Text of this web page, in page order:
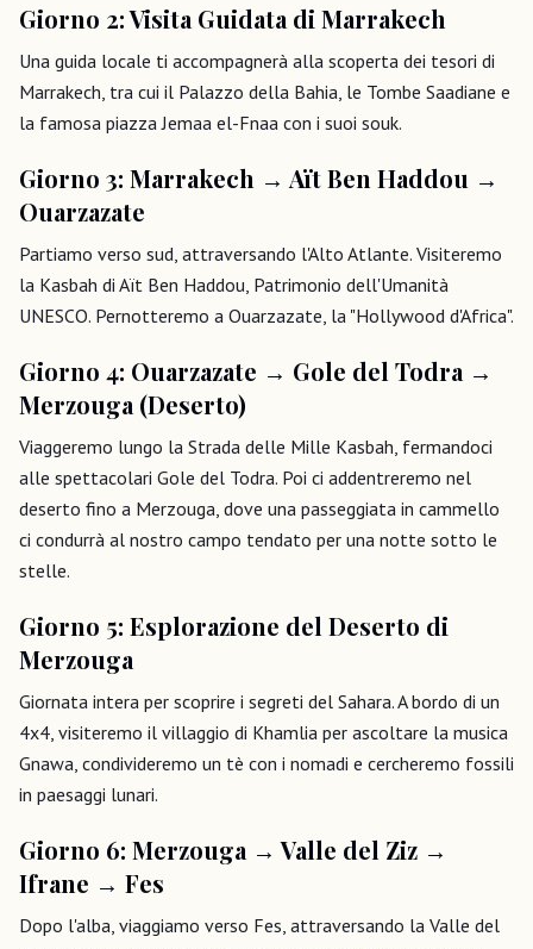
Giorno 2: Visita Guidata di Marrakech
Una guida locale ti accompagnerà alla scoperta dei tesori di
Marrakech, tra cui il Palazzo della Bahia, le Tombe Saadiane e
la famosa piazza Jemaa el-Fnaa con i suoi souk.
Giorno 3: Marrakech → Aït Ben Haddou →
Ouarzazate
Partiamo verso sud, attraversando l'Alto Atlante. Visiteremo
la Kasbah di Aït Ben Haddou, Patrimonio dell'Umanità
UNESCO. Pernotteremo a Ouarzazate, la "Hollywood d'Africa".
Giorno 4: Ouarzazate → Gole del Todra →
Merzouga (Deserto)
Viaggeremo lungo la Strada delle Mille Kasbah, fermandoci
alle spettacolari Gole del Todra. Poi ci addentreremo nel
deserto fino a Merzouga, dove una passeggiata in cammello
ci condurrà al nostro campo tendato per una notte sotto le
stelle.
Giorno 5: Esplorazione del Deserto di
Merzouga
Giornata intera per scoprire i segreti del Sahara. A bordo di un
4x4, visiteremo il villaggio di Khamlia per ascoltare la musica
Gnawa, condivideremo un tè con i nomadi e cercheremo fossili
in paesaggi lunari.
Giorno 6: Merzouga → Valle del Ziz →
Ifrane → Fes
Dopo l'alba, viaggiamo verso Fes, attraversando la Valle del